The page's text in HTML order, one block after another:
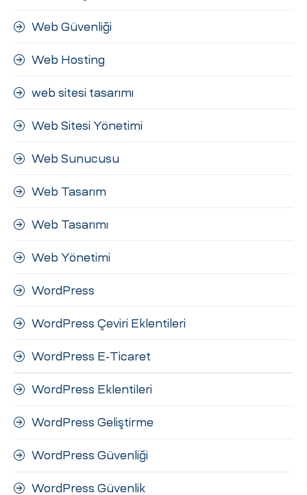
Web Güvenliği
Web Hosting
web sitesi tasarımı
Web Sitesi Yönetimi
Web Sunucusu
Web Tasarım
Web Tasarımı
Web Yönetimi
WordPress
WordPress Çeviri Eklentileri
WordPress E-Ticaret
WordPress Eklentileri
WordPress Geliştirme
WordPress Güvenliği
WordPress Güvenlik